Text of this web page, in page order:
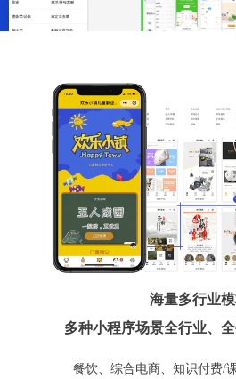
海量多行业
多种小程序场景全行业、
餐饮、综合电商、知识付费/